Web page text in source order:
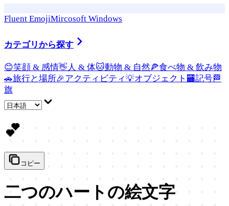
Fluent EmojiMircosoft Windows
カテゴリから探す
😊笑顔 & 感情👋 人 & 体🐱動物 & 自然🍕食べ物 & 飲み物
🚗旅行と場所🎉アクティビティ💡オブジェクト 🏧記号🏁
旗
💕
コピー
二つのハートの絵文字